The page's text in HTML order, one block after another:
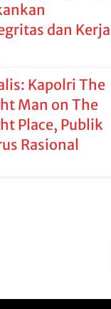
dan Kerja
Kapolri The
Man on The
Place, Publik
Rasional